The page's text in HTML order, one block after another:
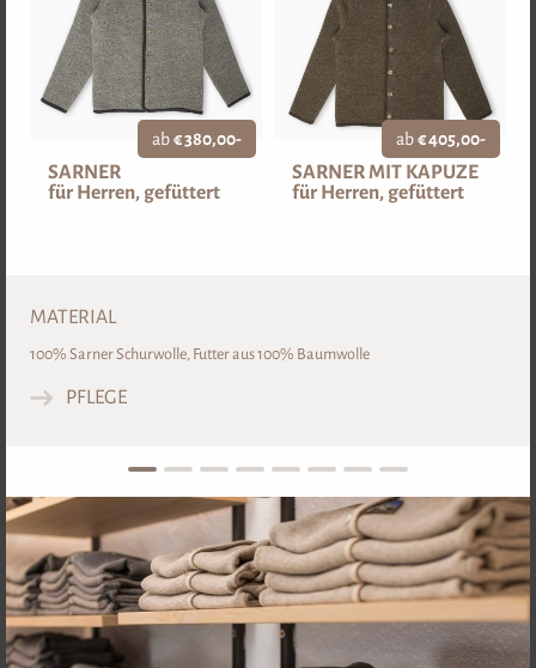
ab€ 380,00-
SARNER
für Herren, gefüttert
ab€ 405,00-
SARNER MIT KAPUZE
für Herren, gefüttert
MATERIAL
100% Sarner Schurwolle, Futter aus 100% Baumwolle
PFLEGE
1 2 3 4 5 6 7 8
ZUM SHOP ZUM SHOP
SCHURWOLLUNTERBETT NATURFELL